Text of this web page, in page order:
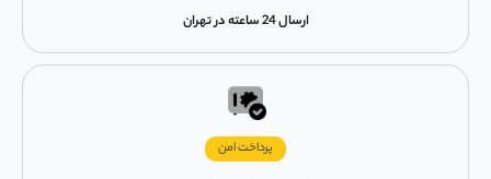
ارسال 24 ساعته در تهران
پرداخت امن